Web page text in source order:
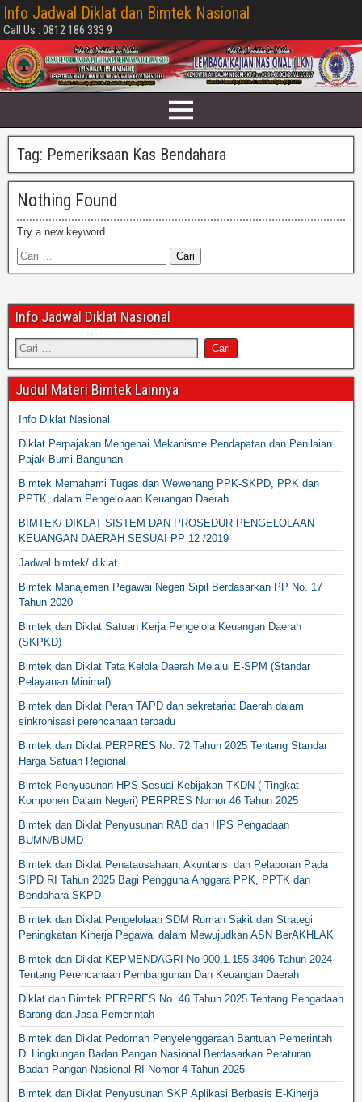
Info Jadwal Diklat dan Bimtek Nasional
Call Us : 0812 186 333 9
Tag: Pemeriksaan Kas Bendahara
Nothing Found
Try a new keyword.
Info Jadwal Diklat Nasional
Judul Materi Bimtek Lainnya
Info Diklat Nasional
Diklat Perpajakan Mengenai Mekanisme Pendapatan dan Penilaian
Pajak Bumi Bangunan
Bimtek Memahami Tugas dan Wewenang PPK-SKPD, PPK dan
PPTK, dalam Pengelolaan Keuangan Daerah
BIMTEK/ DIKLAT SISTEM DAN PROSEDUR PENGELOLAAN
KEUANGAN DAERAH SESUAI PP 12 /2019
Jadwal bimtek/ diklat
Bimtek Manajemen Pegawai Negeri Sipil Berdasarkan PP No. 17
Tahun 2020
Bimtek dan Diklat Satuan Kerja Pengelola Keuangan Daerah
(SKPKD)
Bimtek dan Diklat Tata Kelola Daerah Melalui E-SPM (Standar
Pelayanan Minimal)
Bimtek dan Diklat Peran TAPD dan sekretariat Daerah dalam
sinkronisasi perencanaan terpadu
Bimtek dan Diklat PERPRES No. 72 Tahun 2025 Tentang Standar
Harga Satuan Regional
Bimtek Penyusunan HPS Sesuai Kebijakan TKDN ( Tingkat
Komponen Dalam Negeri) PERPRES Nomor 46 Tahun 2025
Bimtek dan Diklat Penyusunan RAB dan HPS Pengadaan
BUMN/BUMD
Bimtek dan Diklat Penatausahaan, Akuntansi dan Pelaporan Pada
SIPD RI Tahun 2025 Bagi Pengguna Anggara PPK, PPTK dan
Bendahara SKPD
Bimtek dan Diklat Pengelolaan SDM Rumah Sakit dan Strategi
Peningkatan Kinerja Pegawai dalam Mewujudkan ASN BerAKHLAK
Bimtek dan Diklat KEPMENDAGRI No 900.1.155-3406 Tahun 2024
Tentang Perencanaan Pembangunan Dan Keuangan Daerah
Diklat dan Bimtek PERPRES No. 46 Tahun 2025 Tentang Pengadaan
Barang dan Jasa Pemerintah
Bimtek dan Diklat Pedoman Penyelenggaraan Bantuan Pemerintah
Di Lingkungan Badan Pangan Nasional Berdasarkan Peraturan
Badan Pangan Nasional RI Nomor 4 Tahun 2025
Bimtek dan Diklat Penyusunan SKP Aplikasi Berbasis E-Kinerja